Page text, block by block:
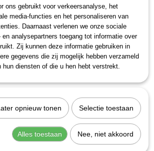
ons gebruikt voor verkeersanalyse, het
media-functies en het personaliseren van
Daarnaast verlenen we onze sociale
en analysepartners toegang tot informatie over
Zij kunnen deze informatie gebruiken in
gegevens die zij mogelijk hebben verzameld
hun diensten of die u hen hebt verstrekt.
opnieuw tonen Selectie toestaan
Alles toestaan Nee, niet akkoord